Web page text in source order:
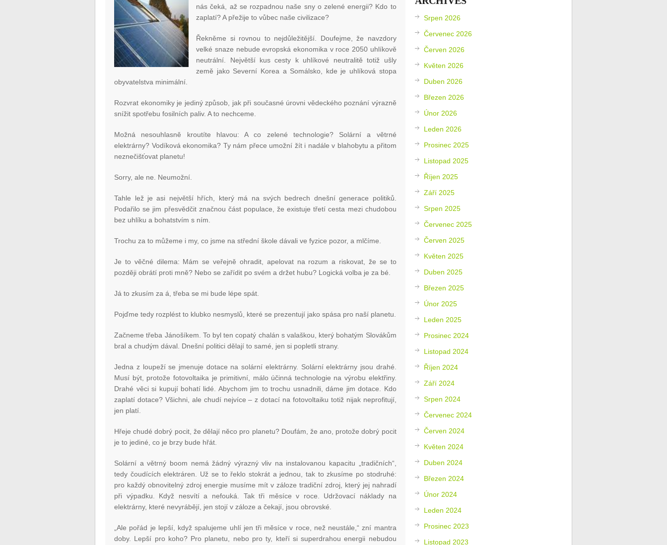
nás čeká, až se rozpadnou naše sny o zelené energii? Kdo to
zaplatí? A přežije to vůbec naše civilizace?
Řekněme si rovnou to nejdůležitější. Doufejme, že navzdory
velké snaze nebude evropská ekonomika v roce 2050 uhlíkově
neutrální. Největší kus cesty k uhlíkové neutralitě totiž ušly
země jako Severní Korea a Somálsko, kde je uhlíková stopa
obyvatelstva minimální.
Rozvrat ekonomiky je jediný způsob, jak při současné úrovni vědeckého poznání výrazně
snížit spotřebu fosilních paliv. A to nechceme.
Možná nesouhlasně kroutíte hlavou: A co zelené technologie? Solární a větrné
elektrárny? Vodíková ekonomika? Ty nám přece umožní žít i nadále v blahobytu a přitom
neznečišťovat planetu!
Sorry, ale ne. Neumožní.
Tahle lež je asi největší hřích, který má na svých bedrech dnešní generace politiků.
Podařilo se jim přesvědčit značnou část populace, že existuje třetí cesta mezi chudobou
bez uhlíku a bohatstvím s ním.
Trochu za to můžeme i my, co jsme na střední škole dávali ve fyzice pozor, a mlčíme.
Je to věčné dilema: Mám se veřejně ohradit, apelovat na rozum a riskovat, že se to
později obrátí proti mně? Nebo se zařídit po svém a držet hubu? Logická volba je za bé.
Já to zkusím za á, třeba se mi bude lépe spát.
Pojďme tedy rozplést to klubko nesmyslů, které se prezentují jako spása pro naší planetu.
Začneme třeba Jánošíkem. To byl ten copatý chalán s valaškou, který bohatým Slovákům
bral a chudým dával. Dnešní politici dělají to samé, jen si popletli strany.
Jedna z loupeží se jmenuje dotace na solární elektrárny. Solární elektrárny jsou drahé.
Musí být, protože fotovoltaika je primitivní, málo účinná technologie na výrobu elektřiny.
Drahé věci si kupují bohatí lidé. Abychom jim to trochu usnadnili, dáme jim dotace. Kdo
zaplatí dotace? Všichni, ale chudí nejvíce – z dotací na fotovoltaiku totiž nijak neprofitují,
jen platí.
Hřeje chudé dobrý pocit, že dělají něco pro planetu? Doufám, že ano, protože dobrý pocit
je to jediné, co je brzy bude hřát.
Solární a větrný boom nemá žádný výrazný vliv na instalovanou kapacitu „tradičních“,
tedy čoudících elektráren. Už se to řeklo stokrát a jednou, tak to zkusíme po stodruhé:
pro každý obnovitelný zdroj energie musíme mít v záloze tradiční zdroj, který jej nahradí
při výpadku. Když nesvítí a nefouká. Tak tři měsíce v roce. Udržovací náklady na
elektrárny, které nevyrábějí, jen stojí v záloze a čekají, jsou obrovské.
„Ale pořád je lepší, když spalujeme uhlí jen tři měsíce v roce, než neustále,“ zní mantra
doby. Lepší pro koho? Pro planetu, nebo pro ty, kteří si superdrahou energii nebudou
Srpen 2026
Červenec 2026
Červen 2026
Květen 2026
Duben 2026
Březen 2026
Únor 2026
Leden 2026
Prosinec 2025
Listopad 2025
Říjen 2025
Září 2025
Srpen 2025
Červenec 2025
Červen 2025
Květen 2025
Duben 2025
Březen 2025
Únor 2025
Leden 2025
Prosinec 2024
Listopad 2024
Říjen 2024
Září 2024
Srpen 2024
Červenec 2024
Červen 2024
Květen 2024
Duben 2024
Březen 2024
Únor 2024
Leden 2024
Prosinec 2023
Listopad 2023